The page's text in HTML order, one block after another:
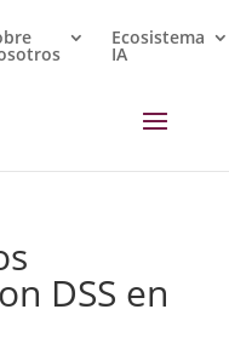
Ecosistema
IA
DSS en